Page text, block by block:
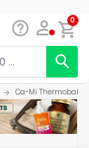
0
Ca-Mi Thermobaby